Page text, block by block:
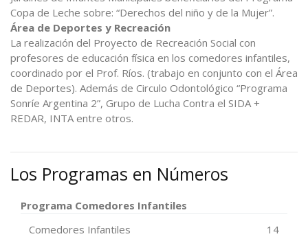
Copa de Leche sobre: “Derechos del niño y de la Mujer”.
Área de Deportes y Recreación
La realización del Proyecto de Recreación Social con
profesores de educación física en los comedores infantiles,
coordinado por el Prof. Ríos. (trabajo en conjunto con el Área
de Deportes). Además de Circulo Odontológico “Programa
Sonríe Argentina 2”, Grupo de Lucha Contra el SIDA +
REDAR, INTA entre otros.
Los Programas en Números
Programa Comedores Infantiles
Comedores Infantiles
14